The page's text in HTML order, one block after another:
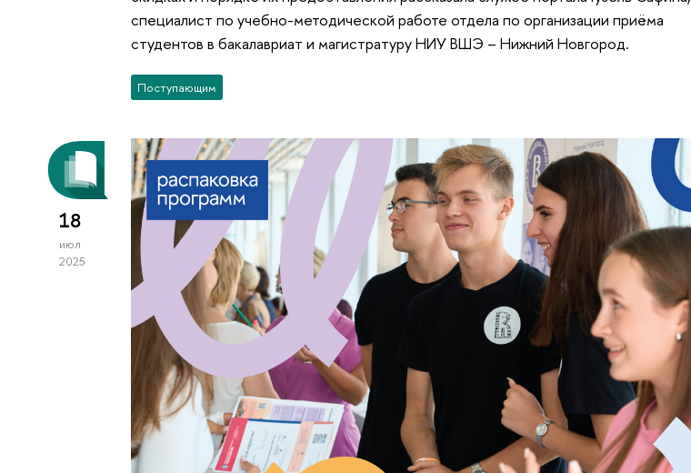
специалист по учебно-методической работе отдела по организации приёма
студентов в бакалавриат и магистратуру НИУ ВШЭ – Нижний Новгород.
Поступающим
18
июл
2025